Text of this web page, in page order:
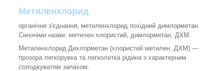
Метиленхлорид
органічне з'єднання, метиленхлорид похідний димлорметан.
Синоніми назви: метилен хлористий, димлорметан, ДХМ.
Метиленхлорид Дихлорметан (хлористий метилен, ДХМ) —
прозора легкорувка та легколетка рідина з характерним
солодкуватим запахом.